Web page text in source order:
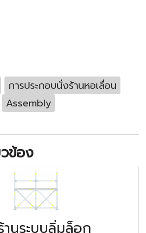
การประกอบนั่งร้านหอเลื่อน
Assembly
ข้อง
นระบบลิ่มล็อก